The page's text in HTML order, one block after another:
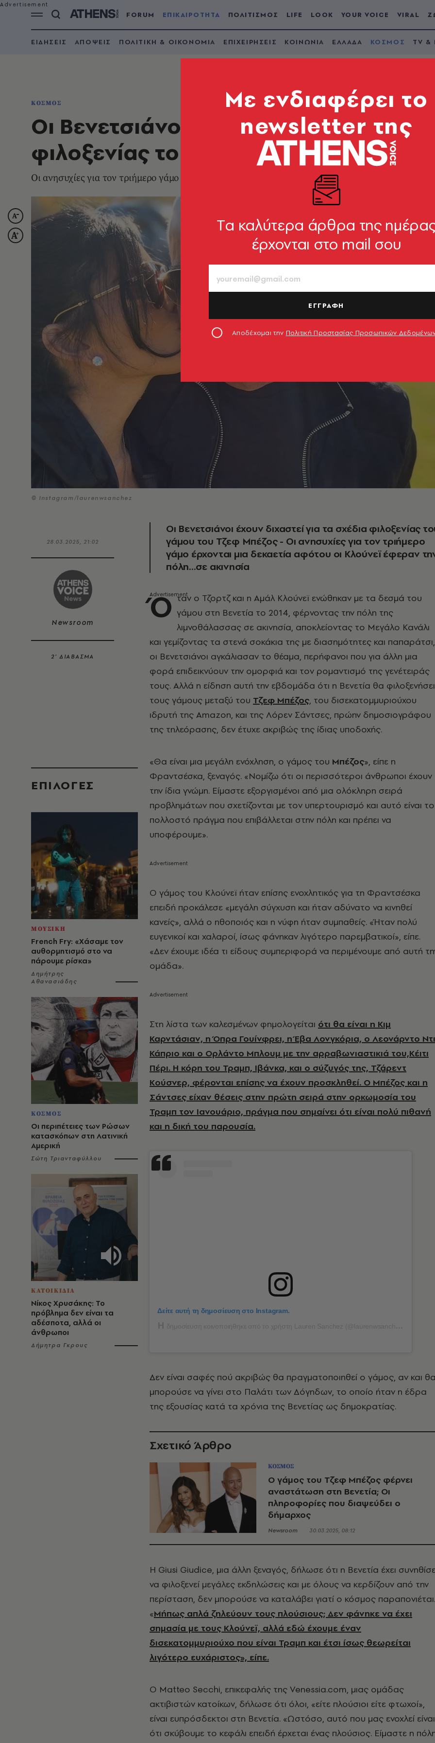
FORUM ΕΠΙΚΑΙΡΟΤΗΤΑ ΠΟΛΙΤΙΣΜΟΣ LIFE LOOK YOUR VOICE VIRAL
ΕΙΔΗΣΕΙΣ ΑΠΟΨΕΙΣ ΠΟΛΙΤΙΚΗ & ΟΙΚΟΝΟΜΙΑ ΕΠΙΧΕΙΡΗΣΕΙΣ ΚΟΙΝΩΝΙΑ ΕΛΛΑΔΑ ΚΟΣΜΟΣ TV &
ΚΟΣΜΟΣ
Οι Βενετσιάνοι έχουν διχαστεί για τα
φιλοξενίας του γάμου του Τζεφ
Οι ανησυχίες για τον τριήμερο γάμο έρχονται μια δεκαετία αφότου οι Κλούνεϊ έφεραν την
© Instagram/laurenwsanchez
28.03.2025, 21:02
Newsroom
2’ ΔΙΑΒΑΣΜΑ
EΠΙΛΟΓΈΣ
ΜΟΥΣΙΚΗ
French Fry: «Χάσαμε τον
αυθορμητισμό στο να
πάρουμε ρίσκα»
Δημήτρης
Αθανασιάδης
ΚΟΣΜΟΣ
Οι περιπέτειες των Ρώσων
κατασκόπων στη Λατινική
Αμερική
Σώτη Τριανταφύλλου
ΚΑΤΟΙΚΙΔΙΑ
Νίκος Χρυσάκης: Το
πρόβλημα δεν είναι τα
αδέσποτα, αλλά οι
άνθρωποι
Δήμητρα Γκρους
Οι Βενετσιάνοι έχουν διχαστεί για τα σχέδια φιλοξενίας
γάμου του Τζεφ Μπέζος - Οι ανησυχίες για τον τριήμερο
γάμο έρχονται μια δεκαετία αφότου οι Κλούνεϊ έφεραν
πόλη...σε ακινησία
Ό ταν ο Τζορτζ και η Αμάλ Κλούνεϊ ενώθηκαν με τα δεσμά του
γάμου στη Βενετία το 2014, φέρνοντας την πόλη της
λιμνοθάλασσας σε ακινησία, αποκλείοντας το Μεγάλο Κανάλι
και γεμίζοντας τα στενά σοκάκια της με διασημότητες και παπαράτσι,
οι Βενετσιάνοι αγκάλιασαν το θέαμα, περήφανοι που για άλλη μια
φορά επιδεικνύουν την ομορφιά και τον ρομαντισμό της γενέτειράς
τους. Αλλά η είδηση αυτή την εβδομάδα ότι η Βενετία θα φιλοξενήσει
τους γάμους μεταξύ του Τζεφ Μπέζος, του δισεκατομμυριούχου
ιδρυτή της Amazon, και της Λόρεν Σάντσες, πρώην δημοσιογράφου
της τηλεόρασης, δεν έτυχε ακριβώς της ίδιας υποδοχής.
«Θα είναι μια μεγάλη ενόχληση, ο γάμος του Μπέζος», είπε η
Φραντσέσκα, ξεναγός. «Νομίζω ότι οι περισσότεροι άνθρωποι έχουν
την ίδια γνώμη. Είμαστε εξοργισμένοι από μια ολόκληρη σειρά
προβλημάτων που σχετίζονται με τον υπερτουρισμό και αυτό είναι το
πολλοστό πράγμα που επιβάλλεται στην πόλη και πρέπει να
υποφέρουμε».
Ο γάμος του Κλούνεϊ ήταν επίσης ενοχλητικός για τη Φραντσέσκα
επειδή προκάλεσε «μεγάλη σύγχυση και ήταν αδύνατο να κινηθεί
κανείς», αλλά ο ηθοποιός και η νύφη ήταν συμπαθείς. «Ήταν πολύ
ευγενικοί και χαλαροί, ίσως φάνηκαν λιγότερο παρεμβατικοί», είπε.
«Δεν έχουμε ιδέα τι είδους συμπεριφορά να περιμένουμε από αυτή
ομάδα».
Στη λίστα των καλεσμένων φημολογείται ότι θα είναι η Κιμ
Καρντάσιαν, η Όπρα Γουίνφρει, η Έβα Λονγκόρια, ο Λεονάρντο Ντι
Κάπριο και ο Ορλάντο Μπλουμ με την αρραβωνιαστικιά του,Κέιτι
Πέρι. Η κόρη του Τραμπ, Ιβάνκα, και ο σύζυγός της, Τζάρεντ
Κούσνερ, φέρονται επίσης να έχουν προσκληθεί. Ο Μπέζος και η
Σάντσες είχαν θέσεις στην πρώτη σειρά στην ορκωμοσία του
Τραμπ τον Ιανουάριο, πράγμα που σημαίνει ότι είναι πολύ πιθανή
και η δική του παρουσία.
Δείτε αυτή τη δημοσίευση στο Instagram.
Δεν είναι σαφές πού ακριβώς θα πραγματοποιηθεί ο γάμος, αν και
μπορούσε να γίνει στο Παλάτι των Δόγηδων, το οποίο ήταν η έδρα
της εξουσίας κατά τα χρόνια της Βενετίας ως δημοκρατίας.
Σχετικό Άρθρο
ΚΟΣΜΟΣ
Ο γάμος του Τζεφ Μπέζος φέρνει
αναστάτωση στη Βενετία; Οι
πληροφορίες που διαψεύδει ο
δήμαρχος
Newsroom 30.03.2025, 08:12
Η Giusi Giudice, μια άλλη ξεναγός, δήλωσε ότι η Βενετία έχει
να φιλοξενεί μεγάλες εκδηλώσεις και με όλους να κερδίζουν από την
περίσταση, δεν μπορούσε να καταλάβει γιατί ο κόσμος παραπονιέται.
«Μήπως απλά ζηλεύουν τους πλούσιους; Δεν φάνηκε να έχει
σημασία με τους Κλούνεϊ, αλλά εδώ έχουμε έναν
δισεκατομμυριούχο που είναι Τραμπ και έτσι ίσως θεωρείται
λιγότερο ευχάριστος», είπε.
Ο Matteo Secchi, επικεφαλής της Venessia.com, μιας ομάδας
ακτιβιστών κατοίκων, δήλωσε ότι όλοι, «είτε πλούσιοι είτε φτωχοί»,
είναι ευπρόσδεκτοι στη Βενετία. «Ωστόσο, αυτό που μας ενοχλεί είναι
ότι σκύβουμε το κεφάλι επειδή έρχεται ένας πλούσιος. Είμαστε η
Mε ενδιαφέρει το
newsletter της
Tα καλύτερα άρθρα της
έρχονται στο mail σου
ΕΓΓΡΑΦΗ
Αποδέχομαι την Πολιτική Προστασίας Προσωπικών